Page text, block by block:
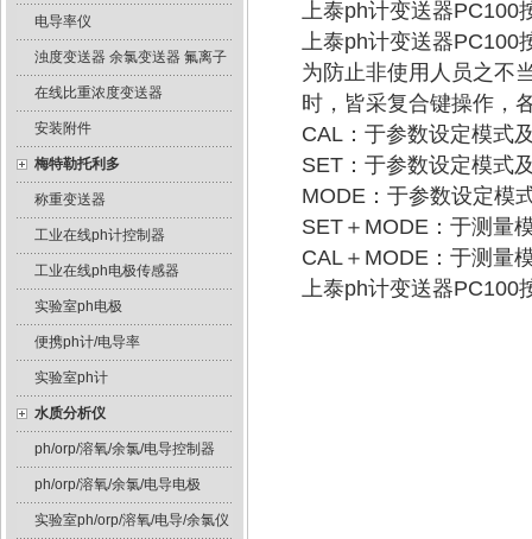
电导率仪
浊度变送器 余氯变送器 氟离子
在线比重浓度变送器
安装附件
梅特勒托利多
称重变送器
工业在线ph计控制器
工业在线ph电极传感器
实验室ph电极
便携ph计/电导率
实验室ph计
水质分析仪
ph/orp/溶氧/余氯/电导控制器
ph/orp/溶氧/余氯/电导电极
实验室ph/orp/溶氧/电导/余氯仪
上泰ph计变送器PC100
上泰ph计变送器PC100
为防止非使用人员之不
时，皆采复合键操作，
CAL：于参数设定模式
SET：于参数设定模式
MODE：于参数设定模
SET＋MODE：于测量
CAL＋MODE：于测量
上泰ph计变送器PC100